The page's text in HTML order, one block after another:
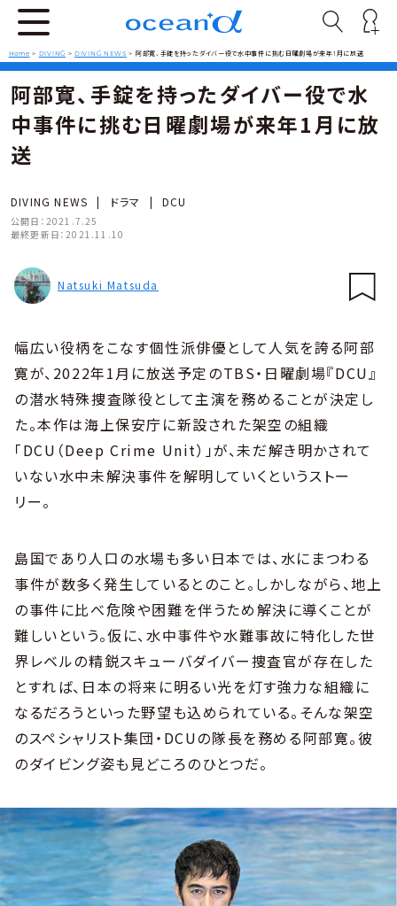
Home > DIVING >DIVING NEWS > 阿部寛、手錠を持ったダイバー役で水中事件に挑む日曜劇場が来年1月に放送
阿部寛、手錠を持ったダイバー役で水
中事件に挑む日曜劇場が来年1月に放
送
DIVING NEWS | ドラマ | DCU
公開日： 2021.7.25
最終更新日： 2021.11.10
Natsuki Matsuda
幅広い役柄をこなす個性派俳優として人気を誇る阿部
寛が、2022年1月に放送予定のTBS・日曜劇場『DCU』
の潜水特殊捜査隊役として主演を務めることが決定し
た。本作は海上保安庁に新設された架空の組織
「DCU（Deep Crime Unit）」が、未だ解き明かされて
いない水中未解決事件を解明していくというストー
リー。
島国であり人口の水場も多い日本では、水にまつわる
事件が数多く発生しているとのこと。しかしながら、地上
の事件に比べ危険や困難を伴うため解決に導くことが
難しいという。仮に、水中事件や水難事故に特化した世
界レベルの精鋭スキューバダイバー捜査官が存在した
とすれば、日本の将来に明るい光を灯す強力な組織に
なるだろうといった野望も込められている。そんな架空
のスペシャリスト集団・DCUの隊長を務める阿部寛。彼
のダイビング姿も見どころのひとつだ。